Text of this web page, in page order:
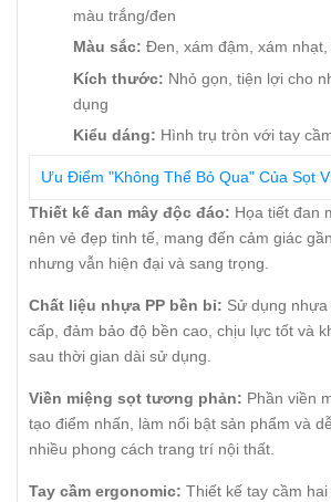
màu trắng/đen
Màu sắc: Đen, xám đậm, xám nhạt,
Kích thước: Nhỏ gọn, tiện lợi cho
dụng
Kiểu dáng: Hình trụ tròn với tay
Ưu Điểm "Không Thể Bỏ Qua" Của Sọt
Thiết kế đan mây độc đáo: Họa tiết đan
nên vẻ đẹp tinh tế, mang đến cảm giác
nhưng vẫn hiện đại và sang trọng.
Chất liệu nhựa PP bền bỉ: Sử dụng
cấp, đảm bảo độ bền cao, chịu lực tốt và
sau thời gian dài sử dụng.
Viền miệng sọt tương phản: Phần viền
tạo điểm nhấn, làm nổi bật sản phẩm và
nhiều phong cách trang trí nội thất.
Tay cầm ergonomic: Thiết kế tay cầm